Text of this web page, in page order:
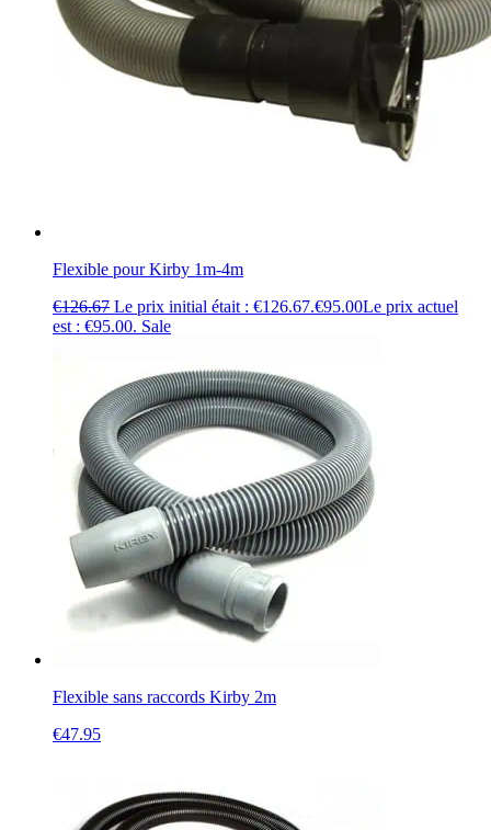
Flexible pour Kirby 1m-4m
€126.67 Le prix initial était : €126.67.€95.00Le prix actuel
est : €95.00. Sale
Flexible sans raccords Kirby 2m
€47.95